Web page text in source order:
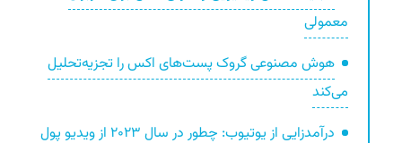
معمولی
هوش مصنوعی گروک پست‌های اکس را تجزیه‌تحلیل
می‌کند
درآمدزایی از یوتیوب: چطور در سال ۲۰۲۳ از ویدیو پول